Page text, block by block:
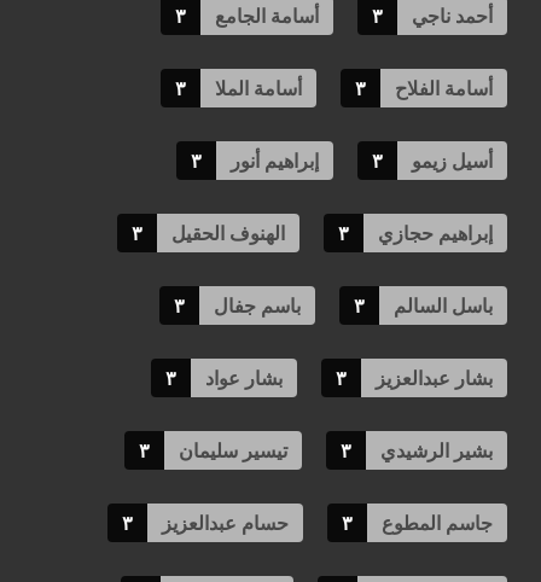
أحمد ناجي ٣ أسامة الجامع ٣
أسامة الفلاح ٣ أسامة الملا ٣
أسيل زيمو ٣ إبراهيم أنور ٣
إبراهيم حجازي ٣ الهنوف الحقيل ٣
باسل السالم ٣ باسم جفال ٣
بشار عبدالعزيز ٣ بشار عواد ٣
بشير الرشيدي ٣ تيسير سليمان ٣
جاسم المطوع ٣ حسام عبدالعزيز ٣